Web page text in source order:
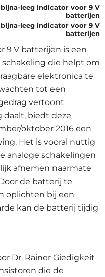
leeg indicator voor 9 V
batterijen
9 V batterijen is een
die helpt om
elektronica te
tot een
vertoont
biedt deze
oktober 2016 een
Het is vooral nuttig
analoge schakelingen
afnemen naarmate
de batterij te
oplichten bij een
kan de batterij tijdig
Dr. Rainer Giedigkeit
die de